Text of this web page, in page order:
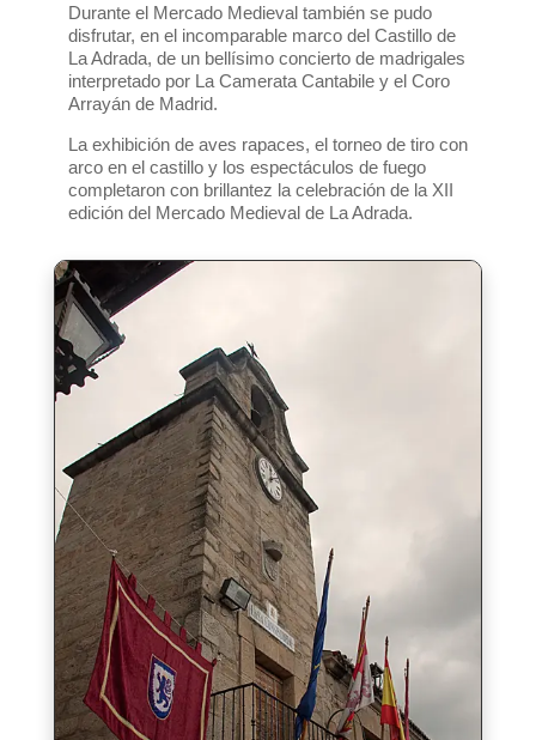
Durante el Mercado Medieval también se pudo
disfrutar, en el incomparable marco del Castillo de
La Adrada, de un bellísimo concierto de madrigales
interpretado por La Camerata Cantabile y el Coro
Arrayán de Madrid.
La exhibición de aves rapaces, el torneo de tiro con
arco en el castillo y los espectáculos de fuego
completaron con brillantez la celebración de la XII
edición del Mercado Medieval de La Adrada.